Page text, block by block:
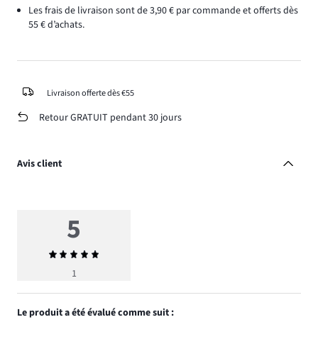
Les frais de livraison sont de 3,90 € par commande et offerts dès
55 € d’achats.
Livraison offerte dès €55
Retour GRATUIT pendant 30 jours
Avis client
5
Note
moyenne
1
Le produit a été évalué comme suit :